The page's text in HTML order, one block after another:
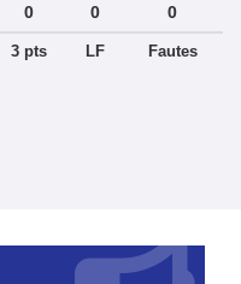
0 0 0
3 pts LF Fautes